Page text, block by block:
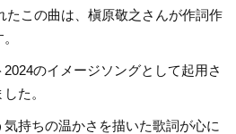
たこの曲は、槇原敬之さんが作詞作
のイメージソングとして起用さ
た。
持ちの温かさを描いた歌詞が心に